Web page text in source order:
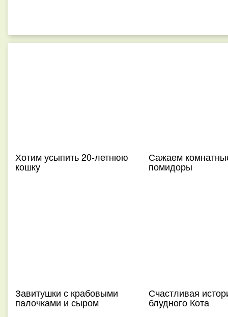
Хотим усыпить 20-летнюю
кошку
Сажаем
помидоры
Завитушки с крабовыми
палочками и сыром
Счастливая
блудного Кота